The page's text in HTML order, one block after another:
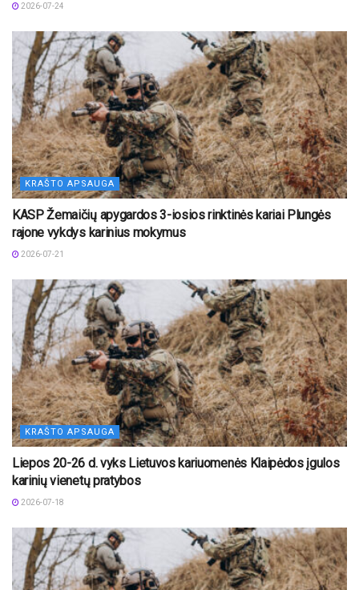
2026-07-24
KRAŠTO APSAUGA
KASP Žemaičių apygardos 3-iosios rinktinės kariai Plungės
rajone vykdys karinius mokymus
2026-07-21
KRAŠTO APSAUGA
Liepos 20-26 d. vyks Lietuvos kariuomenės Klaipėdos įgulos
karinių vienetų pratybos
2026-07-18